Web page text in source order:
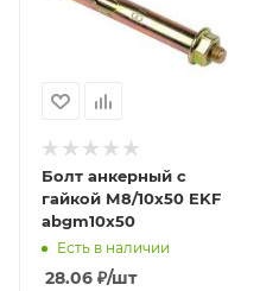
Болт анкерный с
гайкой М8/10х50 EKF
abgm10x50
Есть в наличии
28.06 ₽/шт